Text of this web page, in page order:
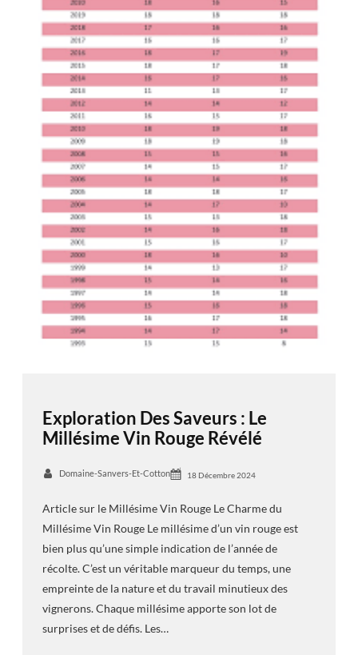
Exploration Des Saveurs : Le
Millésime Vin Rouge Révélé
Domaine-Sanvers-Et-Cotton 18 Décembre 2024
Article sur le Millésime Vin Rouge Le Charme du
Millésime Vin Rouge Le millésime d’un vin rouge est
bien plus qu’une simple indication de l’année de
récolte. C’est un véritable marqueur du temps, une
empreinte de la nature et du travail minutieux des
vignerons. Chaque millésime apporte son lot de
surprises et de défis. Les…